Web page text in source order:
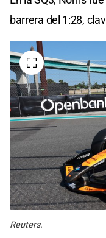
barrera del 1:28,
Reuters.